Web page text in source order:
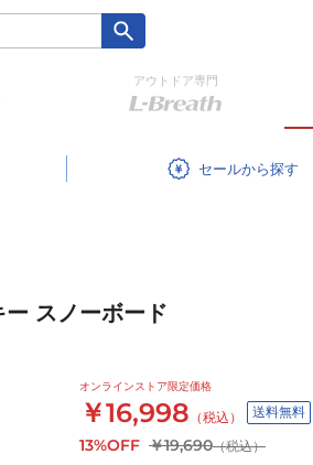
アウトドア専門
セール
スノーボード
オンラインストア限定価格
￥16,998 （税込） 送料無料
13%OFF ￥19,690（税込）